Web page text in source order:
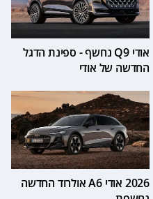
אודי Q9 נחשף - ספינת הדגל
החדשה של אודי
2026 אודי A6 אולרוד החדשה